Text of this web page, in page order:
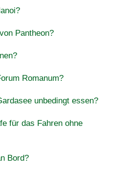
Pantheon?
Romanum?
unbedingt essen?
für das Fahren ohne
Bord?